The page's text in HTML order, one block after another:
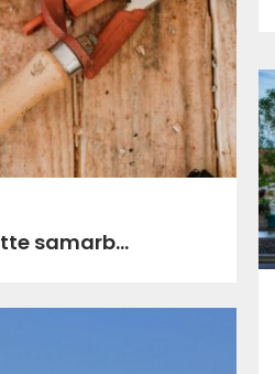
rette samarb...